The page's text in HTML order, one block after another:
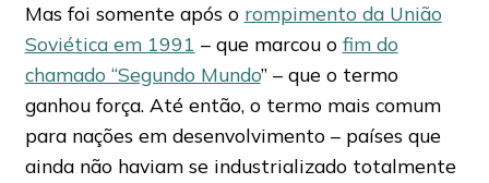
Mas foi somente após o rompimento da União
Soviética em 1991 – que marcou o fim do
chamado “Segundo Mundo” – que o termo
ganhou força. Até então, o termo mais comum
para nações em desenvolvimento – países que
ainda não haviam se industrializado totalmente